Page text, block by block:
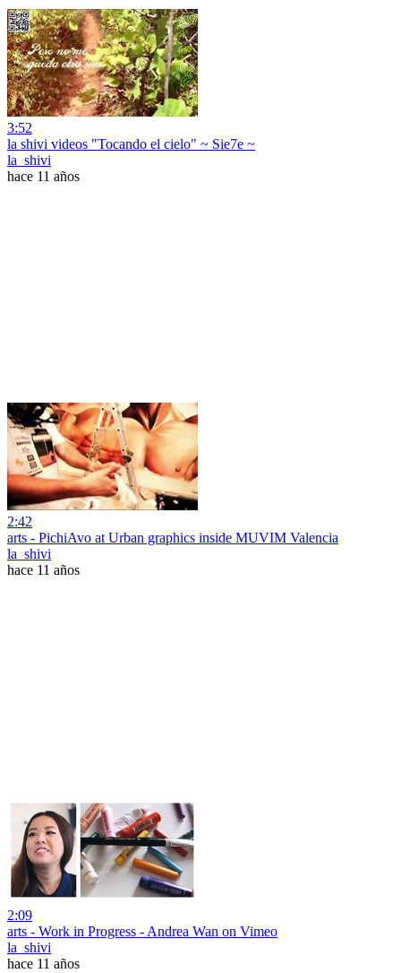
3:52
la shivi videos "Tocando el cielo" ~ Sie7e ~
la_shivi
hace 11 años
2:42
arts - PichiAvo at Urban graphics inside MUVIM Valencia
la_shivi
hace 11 años
2:09
arts - Work in Progress - Andrea Wan on Vimeo
la_shivi
hace 11 años